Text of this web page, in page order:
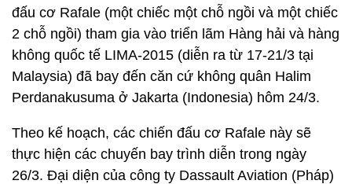
đấu cơ Rafale (một chiếc một chỗ ngồi và một chiếc
2 chỗ ngồi) tham gia vào triển lãm Hàng hải và hàng
không quốc tế LIMA-2015 (diễn ra từ 17-21/3 tại
Malaysia) đã bay đến căn cứ không quân Halim
Perdanakusuma ở Jakarta (Indonesia) hôm 24/3.
Theo kế hoạch, các chiến đấu cơ Rafale này sẽ
thực hiện các chuyến bay trình diễn trong ngày
26/3. Đại diện của công ty Dassault Aviation (Pháp)